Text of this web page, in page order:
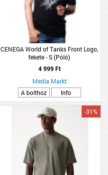
CENEGA World of Tanks Front Logo,
fekete - S (Póló)
4 999 Ft
Media Markt
A bolthoz
Info
-31%